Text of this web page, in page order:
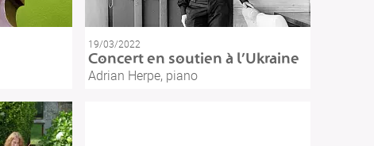
19/03/2022
Concert en soutien à l’Ukraine
Adrian Herpe, piano